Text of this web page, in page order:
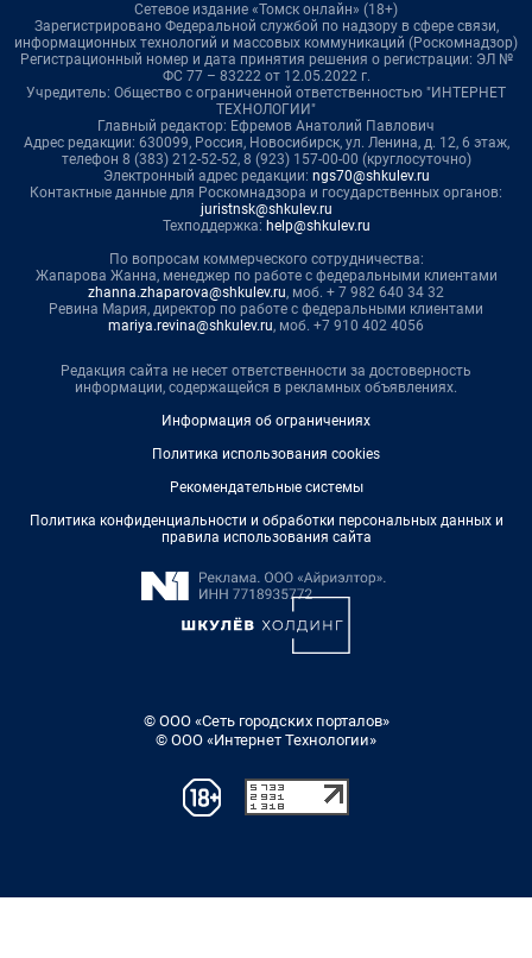
Сетевое издание «Томск онлайн» (18+)
Зарегистрировано Федеральной службой по надзору в сфере связи,
информационных технологий и массовых коммуникаций (Роскомнадзор)
Регистрационный номер и дата принятия решения о регистрации: ЭЛ №
ФС 77 – 83222 от 12.05.2022 г.
Учредитель: Общество с ограниченной ответственностью "ИНТЕРНЕТ
ТЕХНОЛОГИИ"
Главный редактор: Ефремов Анатолий Павлович
Адрес редакции: 630099, Россия, Новосибирск, ул. Ленина, д. 12, 6 этаж,
телефон 8 (383) 212-52-52, 8 (923) 157-00-00 (круглосуточно)
Электронный адрес редакции: ngs70@shkulev.ru
Контактные данные для Роскомнадзора и государственных органов:
juristnsk@shkulev.ru
Техподдержка: help@shkulev.ru
По вопросам коммерческого сотрудничества:
Жапарова Жанна, менеджер по работе с федеральными клиентами
zhanna.zhaparova@shkulev.ru, моб. + 7 982 640 34 32
Ревина Мария, директор по работе с федеральными клиентами
mariya.revina@shkulev.ru, моб. +7 910 402 4056
Редакция сайта не несет ответственности за достоверность
информации, содержащейся в рекламных объявлениях.
Информация об ограничениях
Политика использования cookies
Рекомендательные системы
Политика конфиденциальности и обработки персональных данных и
правила использования сайта
© ООО «Сеть городских порталов»
© ООО «Интернет Технологии»